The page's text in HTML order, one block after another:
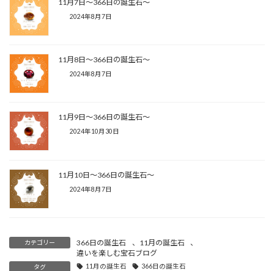
11月7日〜366日の誕生石〜
2024年8月7日
11月8日〜366日の誕生石〜
2024年8月7日
11月9日〜366日の誕生石〜
2024年10月30日
11月10日〜366日の誕生石〜
2024年8月7日
カテゴリー 366日の誕生石 、 11月の誕生石
、
違いを楽しむ宝石ブログ
タグ 11月の誕生石 366日の誕生石